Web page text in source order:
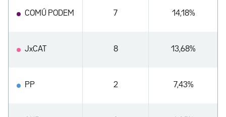
COMÚ PODEM 7 14,18%
JxCAT 8 13,68%
PP 2 7,43%